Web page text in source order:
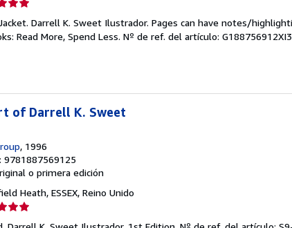
Darrell K. Sweet Ilustrador. Pages can have notes/
Read More, Spend Less. Nº de ref. del artículo:
of Darrell K. Sweet
, 1996
9781887569125
o primera edición
Heath, ESSEX, Reino Unido